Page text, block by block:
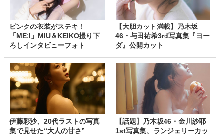
ピンクの衣装がステキ！
「ME:I」MIU＆KEIKO撮り下
ろしインタビューフォト
【大胆カット満載】乃木坂
46・与田祐希3rd写真集『ヨー
ダ』公開カット
伊藤彩沙、20代ラストの写真
集で見せた“大人の甘さ”
【話題】乃木坂46・金川紗耶
1st写真集、ランジェリーカッ